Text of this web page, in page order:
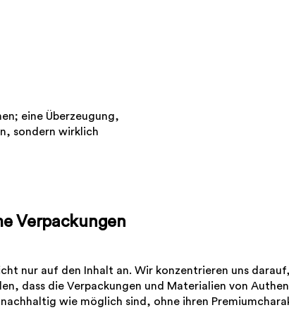
eine Überzeugung,
sondern wirklich
Verpackungen
nur auf den Inhalt an. Wir konzentrieren uns darauf,
dass die Verpackungen und Materialien von
wie möglich sind, ohne ihren